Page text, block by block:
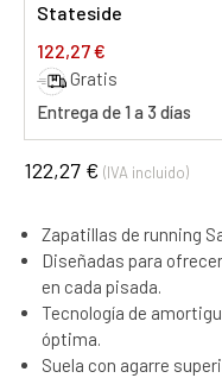
Stateside
122,27 €
Gratis
Entrega de 1 a 3 días
122,27 € (IVA incluido)
Zapatillas de running
Diseñadas para
en cada pisada.
Tecnología de
óptima.
Suela con agarre